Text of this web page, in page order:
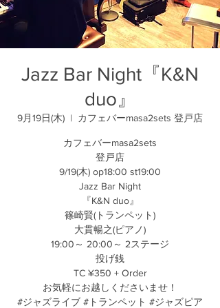
Jazz Bar Night『K&N
duo』
9月19日(木)
  |
カフェバーmasa2sets 登戸店
カフェバーmasa2sets
登戸店
9/19(木) op18:00 st19:00
Jazz Bar Night
『K&N duo』
篠崎賢(トランペット)
大貫暢之(ピアノ)
19:00～ 20:00～ 2ステージ
投げ銭
TC ¥350 + Order
お気軽にお越しくださいませ！
#ジャズライブ #トランペット #ジャズピア